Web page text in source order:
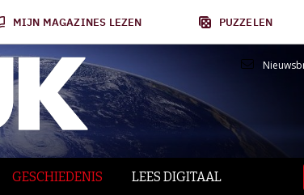
MIJN MAGAZINES LEZEN PUZZELEN
GESCHIEDENIS LEES DIGITAAL